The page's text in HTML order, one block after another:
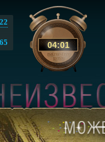
04:01